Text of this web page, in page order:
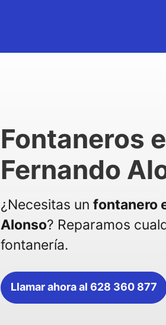
Fontaneros
Fernando
¿Necesitas un fontanero
Alonso? Reparamos
fontanería.
Llamar ahora al 628 360 877